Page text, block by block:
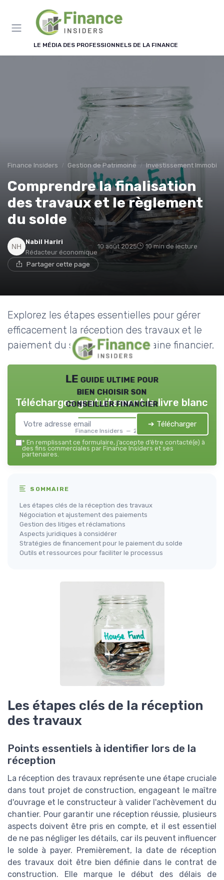
LE MÉDIA DES PROFESSIONNELS DE LA FINANCE
Finance Insiders Gestion de Patrimoine Investissement
Comprendre la finalisation
des travaux et le règlement
du solde
Nabil Hariri
Rédacteur économique
10 août 2025 10 min de lecture
Partager cette page
Explorez les étapes essentielles pour gérer
efficacement la réception des travaux et le
paiement du solde dans le domaine financier.
LE guide ultime pour
bien choisir son
conseiller financier
Finance Insiders — 2026
Téléchargez gratuitement le livre blanc
➔ Télécharger
* En remplissant ce formulaire, j’accepte d’être contacté(e) à
des fins commerciales par Finance Insiders et ses
partenaires.
SOMMAIRE
Les étapes clés de la réception des travaux
Négociation et ajustement des paiements
Gestion des litiges et réclamations
Aspects juridiques à considérer
Stratégies de financement pour le paiement du solde
Outils et ressources pour faciliter le processus
Les étapes clés de la réception
des travaux
Points essentiels à identifier lors de la
réception
La réception des travaux représente une étape cruciale
dans tout projet de construction, engageant le maître
d'ouvrage et le constructeur à valider l'achèvement du
chantier. Pour garantir une réception réussie, plusieurs
aspects doivent être pris en compte, et il est essentiel
de ne pas négliger les détails, car ils peuvent influencer
le solde à payer. Premièrement, la date de réception
des travaux doit être bien définie dans le contrat de
construction. Elle marque le début des délais de